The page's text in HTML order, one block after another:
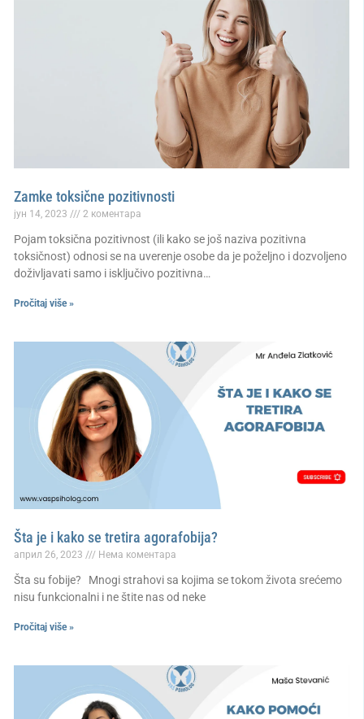
Zamke toksične pozitivnosti
јун 14, 2023 2 коментара
Pojam toksična pozitivnost (ili kako se još naziva pozitivna
toksičnost) odnosi se na uverenje osobe da je poželjno i dozvoljeno
doživljavati samo i isključivo pozitivna…
Pročitaj više »
Šta je i kako se tretira agorafobija?
април 26, 2023 Нема коментара
Šta su fobije? Mnogi strahovi sa kojima se tokom života srećemo
nisu funkcionalni i ne štite nas od neke
Pročitaj više »